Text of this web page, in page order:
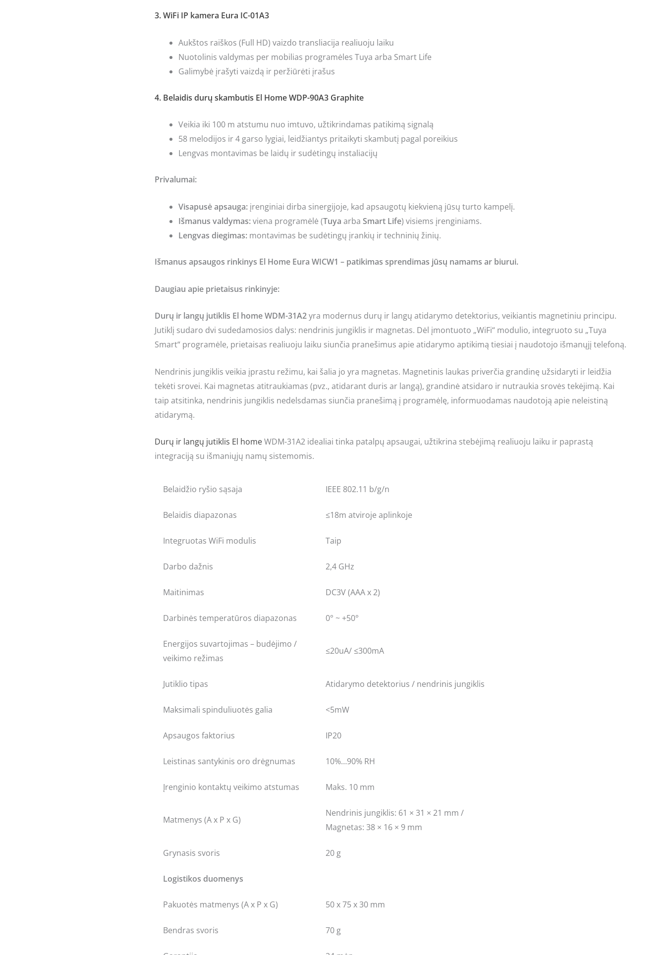
3. WiFi IP kamera Eura IC-01A3
Aukštos raiškos (Full HD) vaizdo transliacija realiuoju laiku
Nuotolinis valdymas per mobilias programėles Tuya arba Smart Life
Galimybė įrašyti vaizdą ir peržiūrėti įrašus
4. Belaidis durų skambutis El Home WDP-90A3 Graphite
Veikia iki 100 m atstumu nuo imtuvo, užtikrindamas patikimą signalą
58 melodijos ir 4 garso lygiai, leidžiantys pritaikyti skambutį pagal poreikius
Lengvas montavimas be laidų ir sudėtingų instaliacijų
Privalumai:
Visapusė apsauga: įrenginiai dirba sinergijoje, kad apsaugotų kiekvieną jūsų turto kampelį.
Išmanus valdymas:viena programėlė (Tuya arba Smart Life) visiems įrenginiams.
Lengvas diegimas: montavimas be sudėtingų įrankių ir techninių žinių.
Išmanus apsaugos rinkinys El Home Eura WICW1 – patikimas sprendimas jūsų namams ar biurui.
Daugiau apie prietaisus rinkinyje:
Durų ir langų jutiklis El home WDM-31A2yra modernus durų ir langų atidarymo detektorius, veikiantis magnetiniu principu.
Jutiklį sudaro dvi sudedamosios dalys: nendrinis jungiklis ir magnetas. Dėl įmontuoto „WiFi“ modulio, integruoto su „Tuya
Smart“ programėle, prietaisas realiuoju laiku siunčia pranešimus apie atidarymo aptikimą tiesiai į naudotojo išmanųjį telefoną.
Nendrinis jungiklis veikia įprastu režimu, kai šalia jo yra magnetas. Magnetinis laukas priverčia grandinę užsidaryti ir leidžia
tekėti srovei. Kai magnetas atitraukiamas (pvz., atidarant duris ar langą), grandinė atsidaro ir nutraukia srovės tekėjimą. Kai
taip atsitinka, nendrinis jungiklis nedelsdamas siunčia pranešimą į programėlę, informuodamas naudotoją apie neleistiną
atidarymą.
Durų ir langų jutiklis El homeWDM-31A2 idealiai tinka patalpų apsaugai, užtikrina stebėjimą realiuoju laiku ir paprastą
integraciją su išmaniųjų namų sistemomis.
Belaidžio ryšio sąsaja IEEE 802.11 b/g/n
Belaidis diapazonas ≤18m atviroje aplinkoje
Integruotas WiFi modulis Taip
Darbo dažnis 2,4 GHz
Maitinimas DC3V (AAA x 2)
Darbinės temperatūros diapazonas 0° ~ +50°
Energijos suvartojimas – budėjimo /
veikimo režimas
≤20uA/ ≤300mA
Jutiklio tipas Atidarymo detektorius / nendrinis jungiklis
Maksimali spinduliuotės galia <5mW
Apsaugos faktorius IP20
Leistinas santykinis oro drėgnumas 10%…90% RH
Įrenginio kontaktų veikimo atstumas Maks. 10 mm
Matmenys (A x P x G)
Nendrinis jungiklis: 61 × 31 × 21 mm /
Magnetas: 38 × 16 × 9 mm
Grynasis svoris 20 g
Logistikos duomenys
Pakuotės matmenys (A x P x G) 50 x 75 x 30 mm
Bendras svoris 70 g